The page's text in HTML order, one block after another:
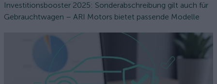
Investitionsbooster 2025: Sonderabschreibung gilt auch für
Gebrauchtwagen – ARI Motors bietet passende Modelle